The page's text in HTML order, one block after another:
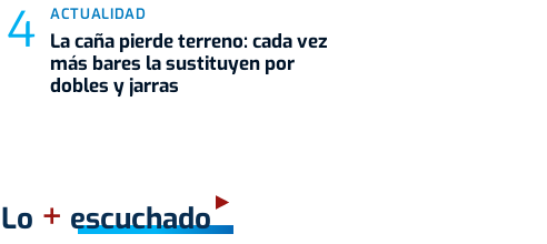
ACTUALIDAD
La caña pierde terreno: cada vez
más bares la sustituyen por
dobles y jarras
Lo + escuchado